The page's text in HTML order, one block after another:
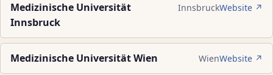
Medizinische Universität
Innsbruck
InnsbruckWebsite ↗
Medizinische Universität Wien WienWebsite ↗